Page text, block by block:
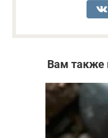
Вам также